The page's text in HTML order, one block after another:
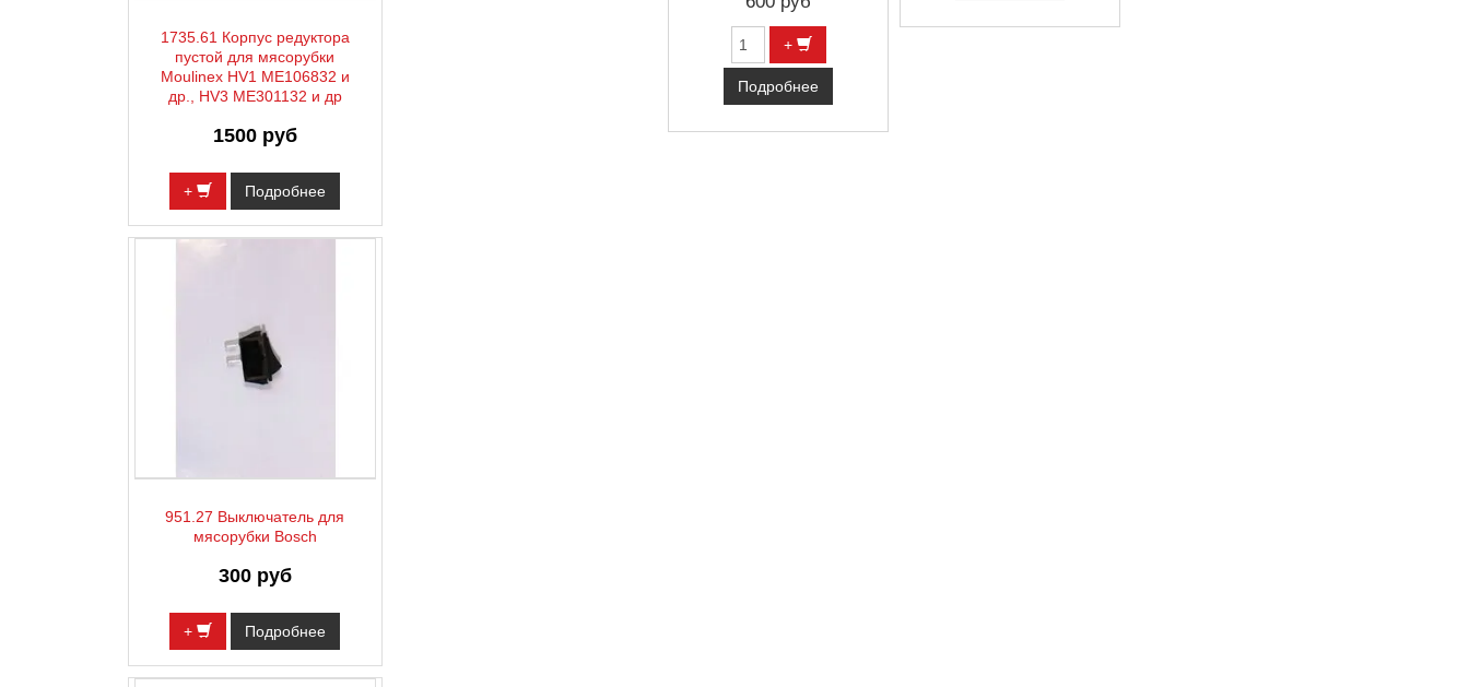
+
Подробнее
1735.61 Корпус редуктора
пустой для мясорубки
Moulinex HV1 ME106832 и
др., HV3 ME301132 и др
1500 руб
+ Подробнее
951.27 Выключатель для
мясорубки Bosch
300 руб
+ Подробнее